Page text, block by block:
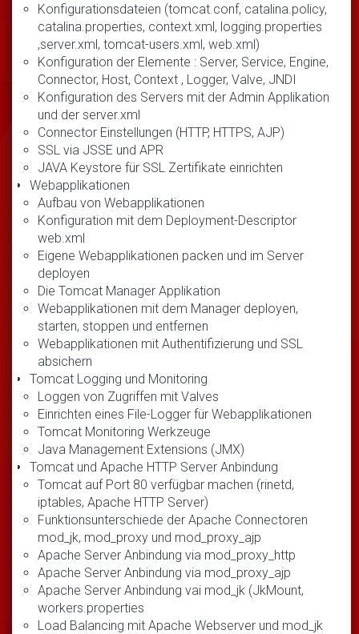
Konfigurationsdateien (tomcat.conf, catalina.policy,
catalina.properties, context.xml, logging.properties
,server.xml, tomcat-users.xml, web.xml)
Konfiguration der Elemente : Server, Service, Engine,
Connector, Host, Context , Logger, Valve, JNDI
Konfiguration des Servers mit der Admin Applikation
und der server.xml
Connector Einstellungen (HTTP, HTTPS, AJP)
SSL via JSSE und APR
JAVA Keystore für SSL Zertifikate einrichten
Webapplikationen
Aufbau von Webapplikationen
Konfiguration mit dem Deployment-Descriptor
web.xml
Eigene Webapplikationen packen und im Server
deployen
Die Tomcat Manager Applikation
Webapplikationen mit dem Manager deployen,
starten, stoppen und entfernen
Webapplikationen mit Authentifizierung und SSL
absichern
Tomcat Logging und Monitoring
Loggen von Zugriffen mit Valves
Einrichten eines File-Logger für Webapplikationen
Tomcat Monitoring Werkzeuge
Java Management Extensions (JMX)
Tomcat und Apache HTTP Server Anbindung
Tomcat auf Port 80 verfügbar machen (rinetd,
iptables, Apache HTTP Server)
Funktionsunterschiede der Apache Connectoren
mod_jk, mod_proxy und mod_proxy_ajp
Apache Server Anbindung via mod_proxy_http
Apache Server Anbindung via mod_proxy_ajp
Apache Server Anbindung vai mod_jk (JkMount,
workers.properties
Load Balancing mit Apache Webserver und mod_jk